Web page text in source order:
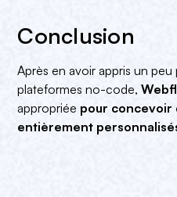
Conclusion
Après en avoir appris un peu
plateformes no-code,
appropriée pour concevoir
entièrement